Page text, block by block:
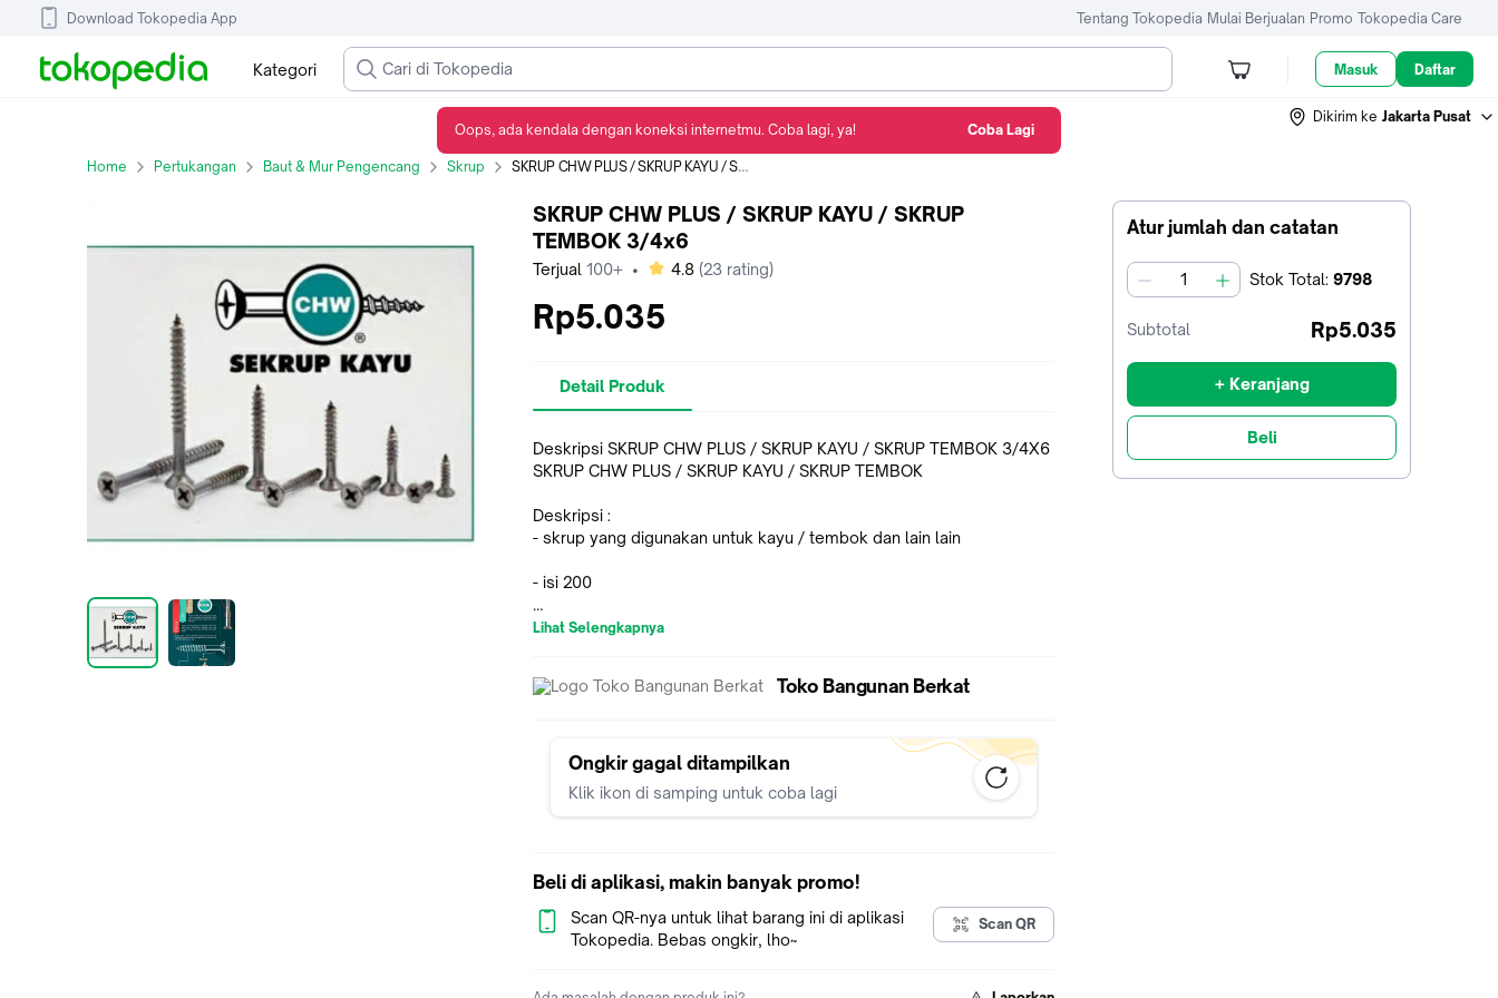
Download Tokopedia App Tentang Tokopedia Mulai Berjualan Promo Tokopedia Care
Kategori Masuk Daftar
Dikirim ke Jakarta Pusat
Home Pertukangan Baut & Mur Pengencang Skrup SKRUP CHW PLUS / SKRUP KAYU / SKRUP TEMBOK 3/4x6
Atur jumlah dan catatan
jumlah Stok Total: 9798
Subtotal Rp5.035
+ Keranjang
Beli
SKRUP CHW PLUS / SKRUP KAYU / SKRUP
TEMBOK 3/4x6
Terjual 100+ • bintang
4.8 (23 rating)
Rp5.035
Detail Produk
Deskripsi SKRUP CHW PLUS / SKRUP KAYU / SKRUP TEMBOK 3/4X6
SKRUP CHW PLUS / SKRUP KAYU / SKRUP TEMBOK
Deskripsi :
- skrup yang digunakan untuk kayu / tembok dan lain lain
- isi 200
- harga perkotak ( HARGA TERMURAH )
1/2 x4
11/4x7
11/2x8
3x12
TK. Bangunan Berkat
kami siap melayani kebutuhan Anda
Lihat Selengkapnya
Toko Bangunan Berkat
Ongkir gagal ditampilkan
Klik ikon di samping untuk coba lagi
Beli di aplikasi, makin banyak promo!
Scan QR-nya untuk lihat barang ini di aplikasi
Tokopedia. Bebas ongkir, lho~
Scan QR
Oops, ada kendala dengan koneksi internetmu. Coba lagi, ya! Coba Lagi